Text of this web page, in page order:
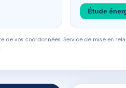
Étude
vos coordonnées. Service de mise en